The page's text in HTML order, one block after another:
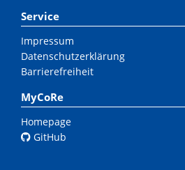
Service
Impressum
Datenschutzerklärung
Barrierefreiheit
MyCoRe
Homepage
GitHub